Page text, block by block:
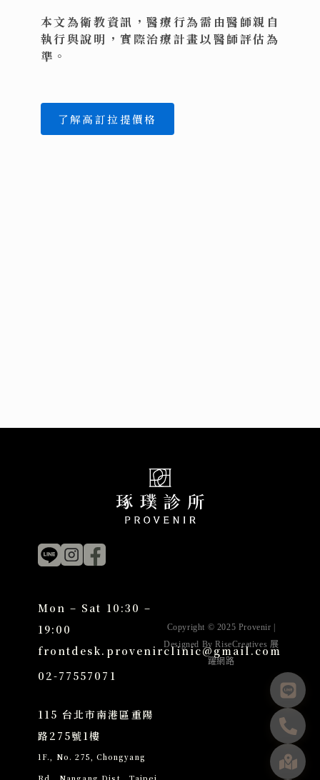
本文為衛教資訊，醫療行為需由醫師親自
執行與說明，實際治療計畫以醫師評估為
準。
了解高訂拉提價格
Mon – Sat 10:30 –
19:00
frontdesk.provenirclinic@gmail.com
02-77557071
115 台北市南港區重陽
路275號1樓
1F., No. 275, Chongyang
Copyright © 2025 Provenir |
Designed ByRiseCreatives 展
躍網路